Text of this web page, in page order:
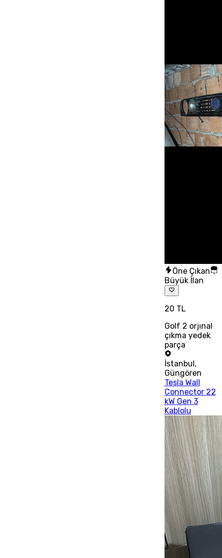
Öne Çıkan
Büyük İlan
20 TL
Golf 2 orjınal
çıkma yedek
parça
İstanbul ,
Güngören
Tesla Wall
Connector 22
kW Gen 3
Kablolu